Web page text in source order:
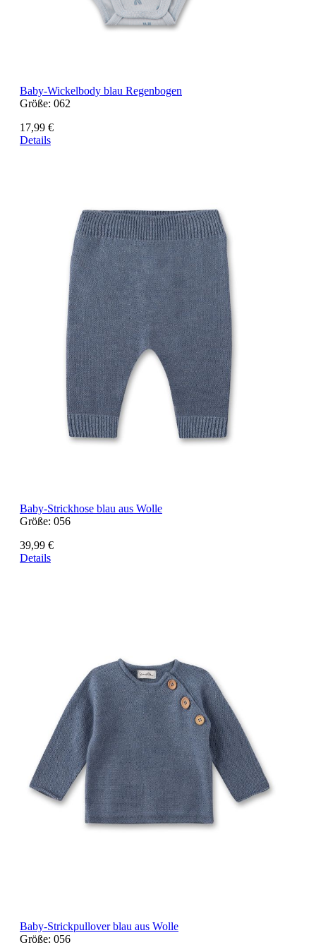
Baby-Wickelbody blau Regenbogen
Größe: 062
17,99 €
Details
Baby-Strickhose blau aus Wolle
Größe: 056
39,99 €
Details
Baby-Strickpullover blau aus Wolle
Größe: 056